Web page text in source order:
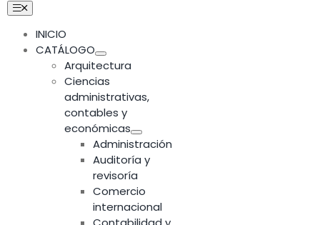
Skip
content
Toggle
Navigation
INICIO
CATÁLOGO
Arquitectura
Ciencias
administrativas,
contables y
económicas
Administración
Auditoría y
revisoría
Comercio
internacional